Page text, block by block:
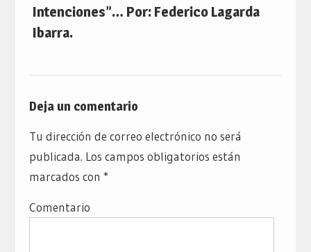
Intenciones”… Por: Federico Lagarda
Ibarra.
Deja un comentario
Tu dirección de correo electrónico no será
publicada. Los campos obligatorios están
marcados con *
Comentario